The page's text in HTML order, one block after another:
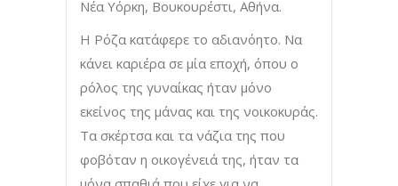
Νέα Υόρκη, Βουκουρέστι, Αθήνα.
Η Ρόζα κατάφερε το αδιανόητο. Να
κάνει καριέρα σε μία εποχή, όπου ο
ρόλος της γυναίκας ήταν μόνο
εκείνος της μάνας και της νοικοκυράς.
Τα σκέρτσα και τα νάζια της που
φοβόταν η οικογένειά της, ήταν τα